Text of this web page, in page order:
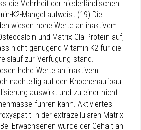
die Mehrheit der niederländischen
K2-Mangel aufweist.(19) Die
wiesen hohe Werte an inaktivem
und Matrix-Gla-Protein auf,
nicht genügend Vitamin K2 für die
zur Verfügung stand.
hohe Werte an inaktivem
nachteilig auf den Knochenaufbau
auswirkt und zu einer nicht
führen kann. Aktiviertes
in der extrazellulären Matrix
Erwachsenen wurde der Gehalt an